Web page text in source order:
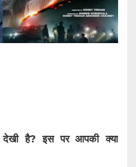
है? इस पर आपकी क्या